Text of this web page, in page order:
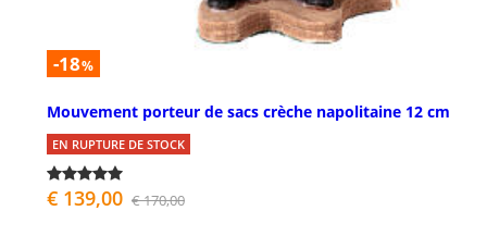
-18%
Mouvement porteur de sacs crèche napolitaine 12 cm
EN RUPTURE DE STOCK
€ 139,00 € 170,00